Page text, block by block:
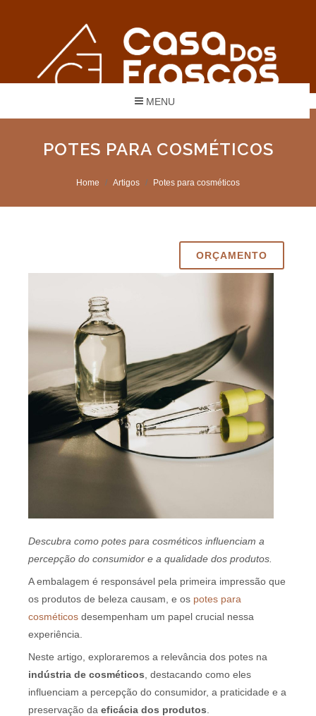
MENU
POTES PARA COSMÉTICOS
Home Artigos Potes para cosméticos
ORÇAMENTO
Descubra como potes para cosméticos influenciam a
percepção do consumidor e a qualidade dos produtos.
A embalagem é responsável pela primeira impressão que
os produtos de beleza causam, e os potes para
cosméticos desempenham um papel crucial nessa
experiência.
Neste artigo, exploraremos a relevância dos potes na
indústria de cosméticos , destacando como eles
influenciam a percepção do consumidor, a praticidade e a
preservação da eficácia dos produtos